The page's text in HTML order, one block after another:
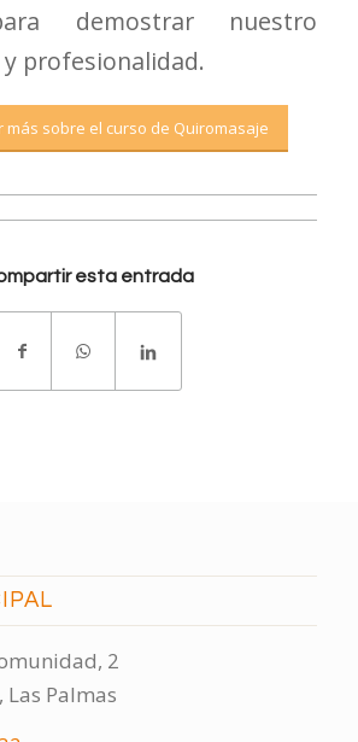
demostrar nuestro
profesionalidad.
más sobre el curso de Quiromasaje
esta entrada
2
Palmas